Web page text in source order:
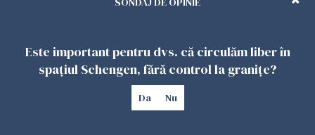
Este important pentru dvs. că circulăm liber în
spațiul Schengen, fără control la granițe?
Da Nu